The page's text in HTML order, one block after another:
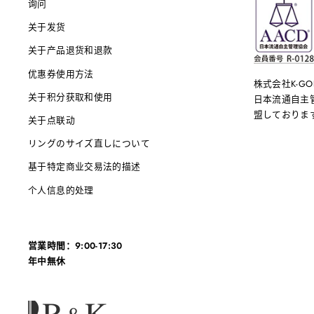
询问
关于发货
关于产品退货和退款
优惠券使用方法
关于积分获取和使用
关于点联动
リングのサイズ直しについて
基于特定商业交易法的描述
个人信息的处理
株式会社K-
日本流通自主
盟しておりま
営業時間：9:00-17:30
年中無休